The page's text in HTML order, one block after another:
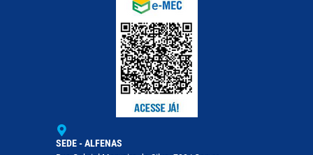
SEDE - ALFENAS